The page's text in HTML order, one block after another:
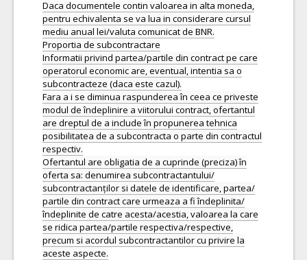
Daca documentele contin valoarea in alta moneda,
pentru echivalenta se va lua in considerare cursul
mediu anual lei/valuta comunicat de BNR.
Proportia de subcontractare
Informatii privind partea/partile din contract pe care
operatorul economic are, eventual, intentia sa o
subcontracteze (daca este cazul).
Fara a i se diminua raspunderea în ceea ce priveste
modul de îndeplinire a viitorului contract, ofertantul
are dreptul de a include în propunerea tehnica
posibilitatea de a subcontracta o parte din contractul
respectiv.
Ofertantul are obligatia de a cuprinde (preciza) în
oferta sa: denumirea subcontractantului/
subcontractanților si datele de identificare, partea/
partile din contract care urmeaza a fi îndeplinita/
îndeplinite de catre acesta/acestia, valoarea la care
se ridica partea/partile respectiva/respective,
precum si acordul subcontractantilor cu privire la
aceste aspecte.